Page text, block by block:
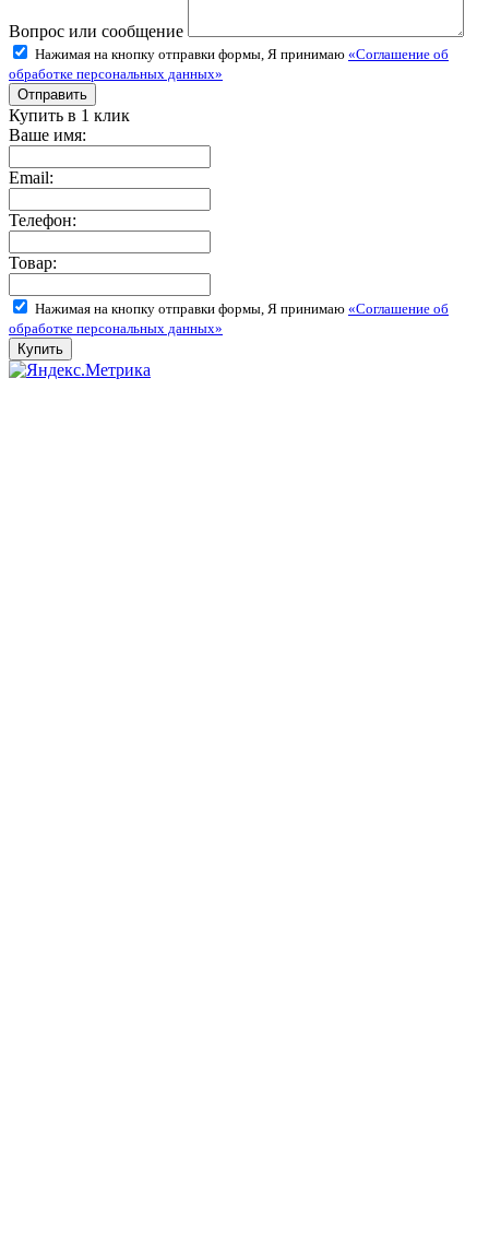
Вопрос или сообщение
Нажимая на кнопку отправки формы, Я принимаю «Соглашение об
обработке персональных данных»
Купить в 1 клик
Ваше имя:
Email:
Телефон:
Товар:
Нажимая на кнопку отправки формы, Я принимаю «Соглашение об
обработке персональных данных»